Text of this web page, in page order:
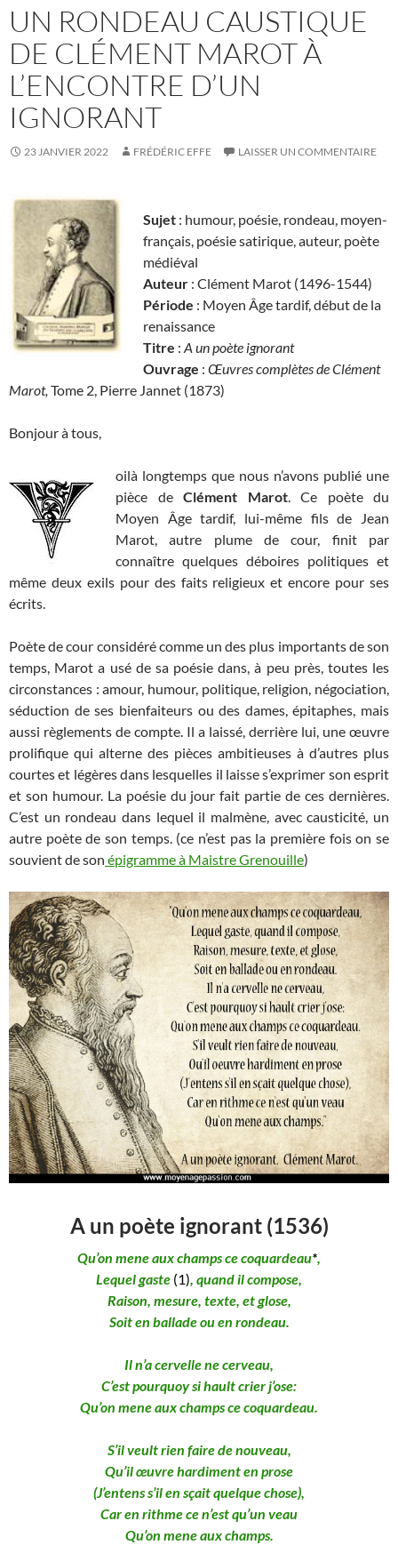
UN RONDEAU CAUSTIQUE
DE CLÉMENT MAROT À
L’ENCONTRE D’UN
IGNORANT
23 JANVIER 2022 FRÉDÉRIC EFFE LAISSER UN COMMENTAIRE
Sujet : humour, poésie, rondeau, moyen-
français, poésie satirique, auteur, poète
médiéval
Auteur : Clément Marot (1496-1544)
Période : Moyen Âge tardif, début de la
renaissance
Titre : A un poète ignorant
Ouvrage : Œuvres complètes de Clément
Marot, Tome 2, Pierre Jannet (1873)
Bonjour à tous,
oilà longtemps que nous n’avons publié une
pièce de Clément Marot. Ce poète du
Moyen Âge tardif, lui-même fils de Jean
Marot, autre plume de cour, finit par
connaître quelques déboires politiques et
même deux exils pour des faits religieux et encore pour ses
écrits.
Poète de cour considéré comme un des plus importants de son
temps, Marot a usé de sa poésie dans, à peu près, toutes les
circonstances : amour, humour, politique, religion, négociation,
séduction de ses bienfaiteurs ou des dames, épitaphes, mais
aussi règlements de compte. Il a laissé, derrière lui, une œuvre
prolifique qui alterne des pièces ambitieuses à d’autres plus
courtes et légères dans lesquelles il laisse s’exprimer son esprit
et son humour. La poésie du jour fait partie de ces dernières.
C’est un rondeau dans lequel il malmène, avec causticité, un
autre poète de son temps. (ce n’est pas la première fois on se
souvient de son épigramme à Maistre Grenouille)
A un poète ignorant (1536)
Qu’on mene aux champs ce coquardeau*,
Lequel gaste (1), quand il compose,
Raison, mesure, texte, et glose,
Soit en ballade ou en rondeau.
Il n’a cervelle ne cerveau,
C’est pourquoy si hault crier j’ose:
Qu’on mene aux champs ce coquardeau.
S’il veult rien faire de nouveau,
Qu’ilœuvre hardiment en prose
(J’entens s’il en sçait quelque chose),
Car en rithme ce n’est qu’un veau
Qu’on mene aux champs.